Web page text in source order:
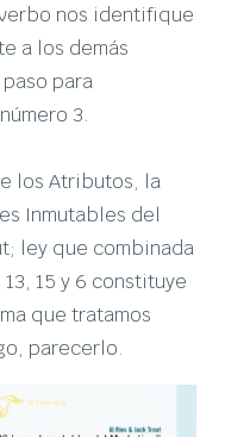
nos identifique
a los demás
para
3.
los Atributos, la
Inmutables del
ley que combinada
15 y 6 constituye
que tratamos
parecerlo.